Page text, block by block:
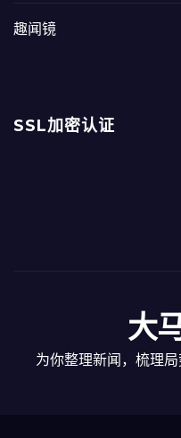
趣闻镜
SSL加密认证
大
为你整理新闻，梳理